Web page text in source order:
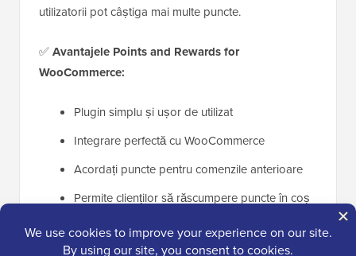
utilizatorii pot câștiga mai multe puncte.
✅Avantajele Points and Rewards for
WooCommerce:
Plugin simplu și ușor de utilizat
Integrare perfectă cu WooCommerce
Acordați puncte pentru comenzile anterioare
Permite clienților să răscumpere puncte în coș
Sistem de abonament pentru oferte exclusive